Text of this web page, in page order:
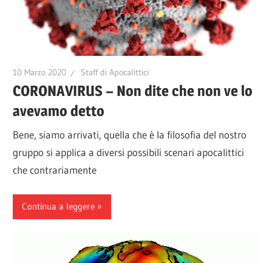
10 Marzo 2020 Staff di Apocalittici
CORONAVIRUS – Non dite che non ve lo
avevamo detto
Bene, siamo arrivati, quella che è la filosofia del nostro
gruppo si applica a diversi possibili scenari apocalittici
che contrariamente
Continua a leggere